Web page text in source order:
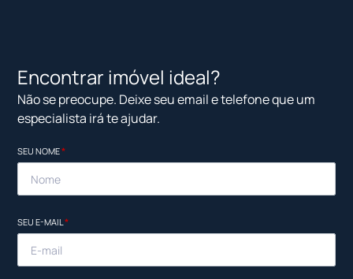
Encontrar imóvel ideal?
Não se preocupe. Deixe seu email e telefone que um
especialista irá te ajudar.
SEU NOME*
SEU E-MAIL*